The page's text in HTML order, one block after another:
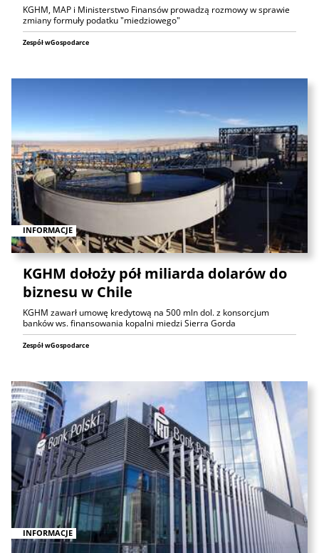
KGHM, MAP i Ministerstwo Finansów prowadzą rozmowy w sprawie
zmiany formuły podatku "miedziowego"
Zespół wGospodarce
INFORMACJE
KGHM dołoży pół miliarda dolarów do
biznesu w Chile
KGHM zawarł umowę kredytową na 500 mln dol. z konsorcjum
banków ws. finansowania kopalni miedzi Sierra Gorda
Zespół wGospodarce
INFORMACJE